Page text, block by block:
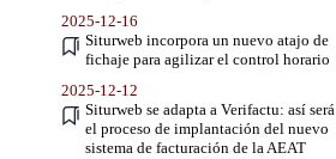
2025-12-16
Siturweb incorpora un nuevo atajo de
fichaje para agilizar el control horario
2025-12-12
Siturweb se adapta a Verifactu: así será
el proceso de implantación del nuevo
sistema de facturación de la AEAT